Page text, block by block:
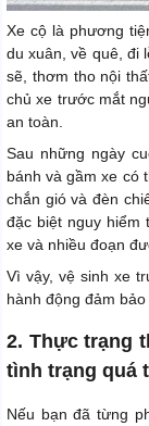
Xe cộ là phương
du xuân, về quê, đi
sẽ, thơm tho nội
chủ xe trước mắt
an toàn.
Sau những ngày
bánh và gầm xe có
chắn gió và đèn
đặc biệt nguy hiểm
xe và nhiều đoạn
Vì vậy, vệ sinh xe
hành động đảm
2. Thực trạng
tình trạng quá
Nếu bạn đã từng